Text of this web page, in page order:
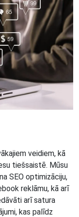
veidiem, kā
tiešsaistē. Mūsu
SEO optimizāciju,
reklāmu, kā arī
arī satura
kas palīdz